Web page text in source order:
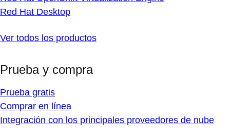
Red Hat Desktop
Ver todos los productos
Prueba y compra
Prueba gratis
Comprar en línea
Integración con los principales proveedores de nube